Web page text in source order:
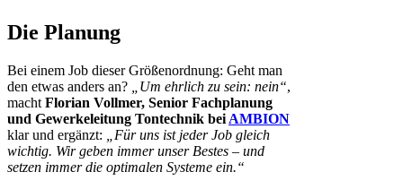
Die Planung
Bei einem Job dieser Größenordnung: Geht man
den etwas anders an?
„Um ehrlich zu sein: nein“,
macht Florian Vollmer, Senior Fachplanung
und Gewerkeleitung Tontechnik bei AMBION
klar und ergänzt:
„Für uns ist jeder Job gleich
wichtig. Wir geben immer unser Bestes – und
setzen immer die optimalen Systeme ein.“